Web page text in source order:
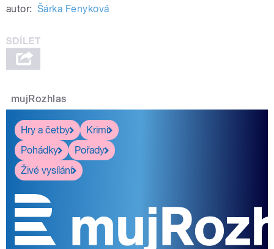
autor: Šárka Fenyková
mujRozhlas
Hry a četby
Krimi
Pohádky
Pořady
Živé vysílání